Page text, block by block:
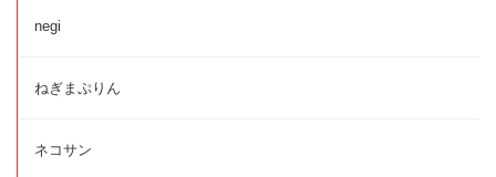
negi
ねぎまぷりん
ネコサン